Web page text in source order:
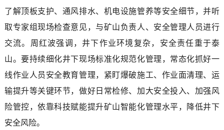
了解顶板支护、通风排水、机电设施管养等安全细节，并听
取专家组现场检查意见，与矿山负责人、安全管理人员进行
交流。周红波强调，井下作业环境复杂，安全责任重于泰
山。要持续细化井下现场标准化规范化管理，常态化抓好一
线作业人员安全教育管理，紧盯爆破施工、作业面清理、运
输提升等关键环节，做好日常检修、加大安全投入、加强风
险管控，依靠科技赋能提升矿山智能化管理水平，降低井下
安全风险。